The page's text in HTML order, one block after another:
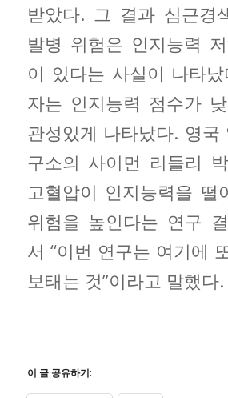
받았다. 그 결과 심근경
발병 위험은 인지능력
이 있다는 사실이 나타
자는 인지능력 점수가
관성있게 나타났다. 영국
구소의 사이먼 리들리
고혈압이 인지능력을 떨
위험을 높인다는 연구
서 “이번 연구는 여기에
보태는 것”이라고 말했다.
이 글 공유하기: